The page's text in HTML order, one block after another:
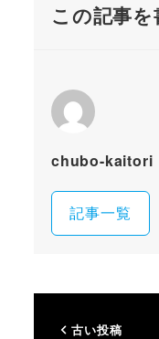
この記事を
chubo-kaitori
記事一覧
古い投稿